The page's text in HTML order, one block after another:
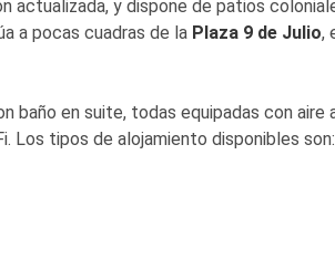
actualizada, y dispone de patios
a pocas cuadras de la Plaza 9 de Julio,
baño en suite, todas equipadas con aire
Los tipos de alojamiento disponibles son: